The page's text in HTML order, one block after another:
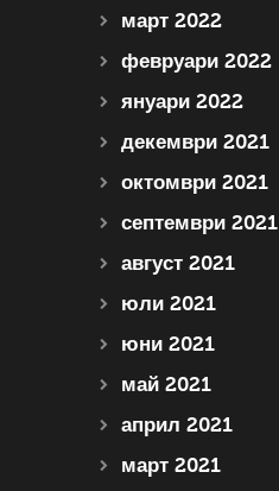
март 2022
февруари 2022
януари 2022
декември 2021
октомври 2021
септември 2021
август 2021
юли 2021
юни 2021
май 2021
април 2021
март 2021